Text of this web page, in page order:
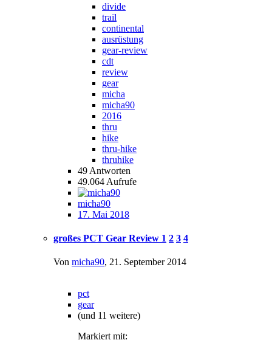
divide
trail
continental
ausrüstung
gear-review
cdt
review
gear
micha
micha90
2016
thru
hike
thru-hike
thruhike
49 Antworten
49.064 Aufrufe
micha90
17. Mai 2018
großes PCT Gear Review 1 2 3 4
Von micha90, 21. September 2014
pct
gear
(und 11 weitere)
Markiert mit: